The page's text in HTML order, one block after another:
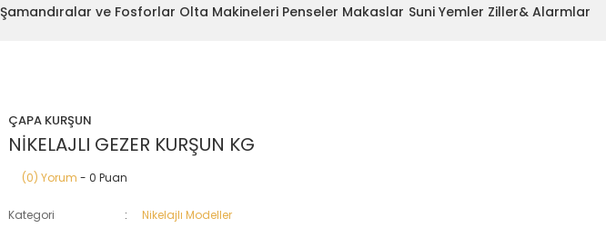
Şamandıralar ve Fosforlar Olta Makineleri Penseler Makaslar Suni Yemler Ziller& Alarmlar
ÇAPA KURŞUN
NİKELAJLI GEZER KURŞUN KG
(0) Yorum - 0 Puan
Kategori
Nikelajlı Modeller